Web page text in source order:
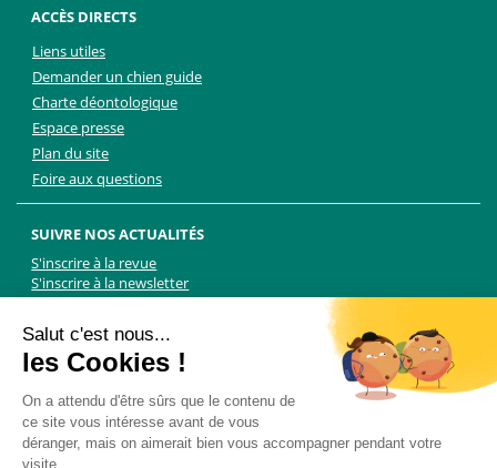
ACCÈS DIRECTS
Liens utiles
Demander un chien guide
Charte déontologique
Espace presse
Plan du site
Foire aux questions
SUIVRE NOS ACTUALITÉS
S'inscrire à la revue
S'inscrire à la newsletter
TikTok
NOUS CONTACTER
Les Chiens Guides d'aveugles - FFAC
71 rue de Bagnolet, 75020 Paris
Salut c'est nous...
les Cookies !
On a attendu d'être sûrs que le contenu de
ce site vous intéresse avant de vous
déranger, mais on aimerait bien vous accompagner pendant votre
visite...